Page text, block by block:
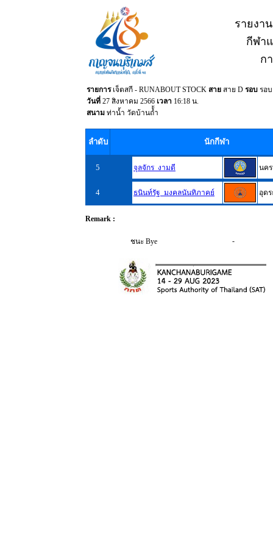
รายงา
กีฬา
ก
รายการเจ็ตสกี - RUNABOUT STOCK สาย สาย D รอบ รอ
วันที่ 27 สิงหาคม 2566 เวลา 16:18 น.
สนาม ท่าน้ำ วัดบ้านถ้้ำ
ลำดับ นักกีฬา
5 จุลจักร งามดี นค
4 ธนินท์รัฐ มงคลนันทิภาคย์ อุด
Remark :
ชนะ Bye -